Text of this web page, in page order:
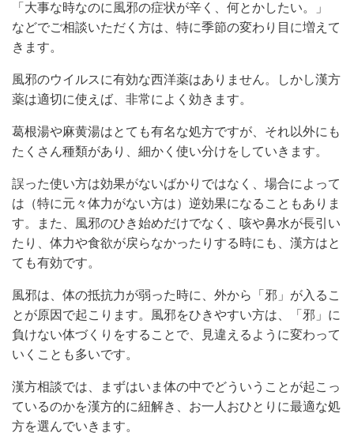
「大事な時なのに風邪の症状が辛く、何とかしたい。」
などでご相談いただく方は、特に季節の変わり目に増えて
きます。
風邪のウイルスに有効な西洋薬はありません。しかし漢方
薬は適切に使えば、非常によく効きます。
葛根湯や麻黄湯はとても有名な処方ですが、それ以外にも
たくさん種類があり、細かく使い分けをしていきます。
誤った使い方は効果がないばかりではなく、場合によって
は（特に元々体力がない方は）逆効果になることもありま
す。また、風邪のひき始めだけでなく、咳や鼻水が長引い
たり、体力や食欲が戻らなかったりする時にも、漢方はと
ても有効です。
風邪は、体の抵抗力が弱った時に、外から「邪」が入るこ
とが原因で起こります。風邪をひきやすい方は、「邪」に
負けない体づくりをすることで、見違えるように変わって
いくことも多いです。
漢方相談では、まずはいま体の中でどういうことが起こっ
ているのかを漢方的に紐解き、お一人おひとりに最適な処
方を選んでいきます。